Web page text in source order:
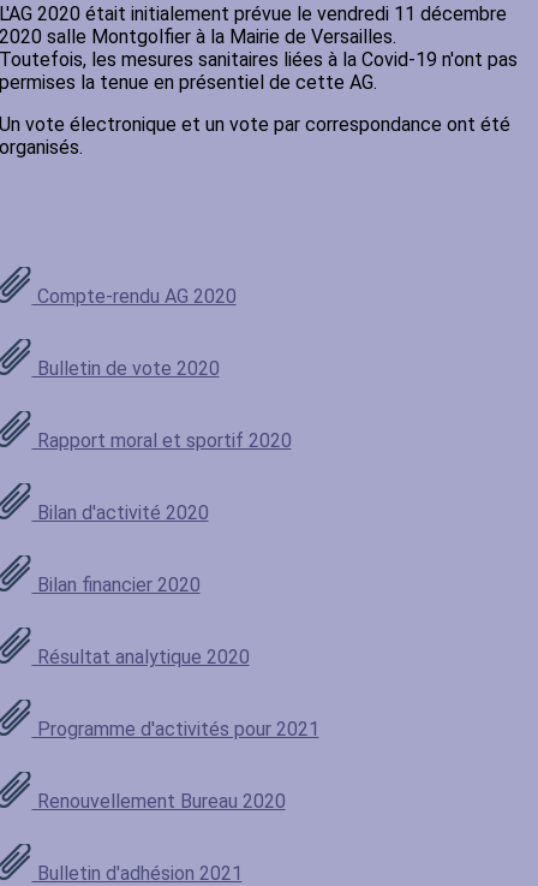
2020 était initialement prévue le vendredi 11 décembre
salle Montgolfier à la Mairie de Versailles.
les mesures sanitaires liées à la Covid-19 n'ont pas
la tenue en présentiel de cette AG.
vote électronique et un vote par correspondance ont été
Compte-rendu AG 2020
Bulletin de vote 2020
Rapport moral et sportif 2020
Bilan d'activité 2020
Bilan financier 2020
Résultat analytique 2020
Programme d'activités pour 2021
Renouvellement Bureau 2020
Bulletin d'adhésion 2021